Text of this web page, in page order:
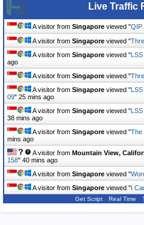
Live Traffic
A visitor from Singapore viewed "
A visitor from Singapore viewed "
A visitor from Singapore viewed "
ago
A visitor from Singapore viewed "
A visitor from Singapore viewed "
09" 25 mins ago
A visitor from Singapore viewed "
38 mins ago
A visitor from Singapore viewed "The
mins ago
A visitor from Mountain View,
158" 40 mins ago
A visitor from Singapore viewed "
A visitor from Singapore viewed "I
Get Script Real Time